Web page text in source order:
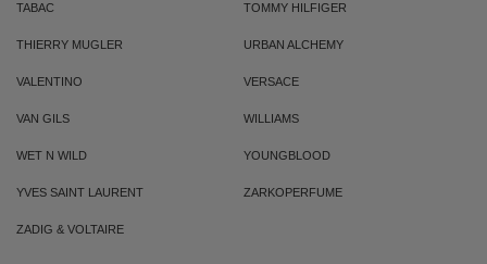
TABAC TOMMY HILFIGER
THIERRY MUGLER URBAN ALCHEMY
VALENTINO VERSACE
VAN GILS WILLIAMS
WET N WILD YOUNGBLOOD
YVES SAINT LAURENT ZARKOPERFUME
ZADIG & VOLTAIRE